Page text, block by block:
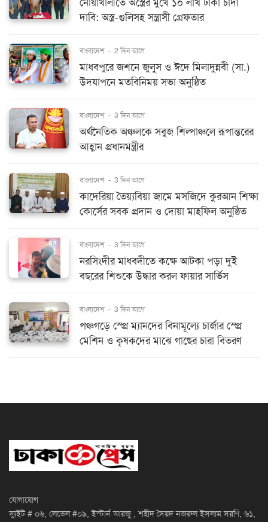
নোয়াখালীতে অস্ত্রের মুখে ১০ লাখ টাকা চাঁদা
দাবি: অস্ত্র-গুলিসহ সন্ত্রাসী গ্রেফতার
বাংলাদেশ - 2 দিন আগে
মাধবপুরে জশনে জুলুস ও ঈদে মিলাদুন্নবী (সা.)
উদযাপনে মতবিনিময় সভা অনুষ্ঠিত
বাংলাদেশ - 3 দিন আগে
অর্থনৈতিক অঞ্চলকে সবুজ শিল্পাঞ্চলে রূপান্তরের
আহ্বান প্রধানমন্ত্রীর
বাংলাদেশ - 3 দিন আগে
কাদেরিয়া তৈয়্যবিয়া জামে মসজিদে কুরআন শিক্ষা
কোর্সের সবক প্রদান ও দোয়া মাহফিল অনুষ্ঠিত
বাংলাদেশ - 3 দিন আগে
নরসিংদীর মাধবদীতে কক্ষে আটকা পড়া দুই
বছরের শিশুকে উদ্ধার করল ফায়ার সার্ভিস
বাংলাদেশ - 3 দিন আগে
পঞ্চগড়ে স্প্রে ম্যানদের বিনামূল্যে চার্জার স্প্রে
মেশিন ও কৃষকদের মাঝে গাছের চারা বিতরণ
যোগাযোগ
স্যুইট # ০৬, লেভেল #০৯, ইস্টার্ন আরজু , শহীদ সৈয়দ নজরুল ইসলাম সরণি, ৬১,